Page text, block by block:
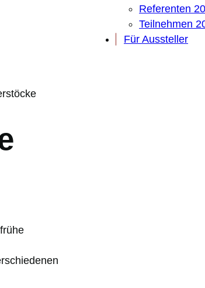
Referenten
Teilnehmen
Für Aussteller